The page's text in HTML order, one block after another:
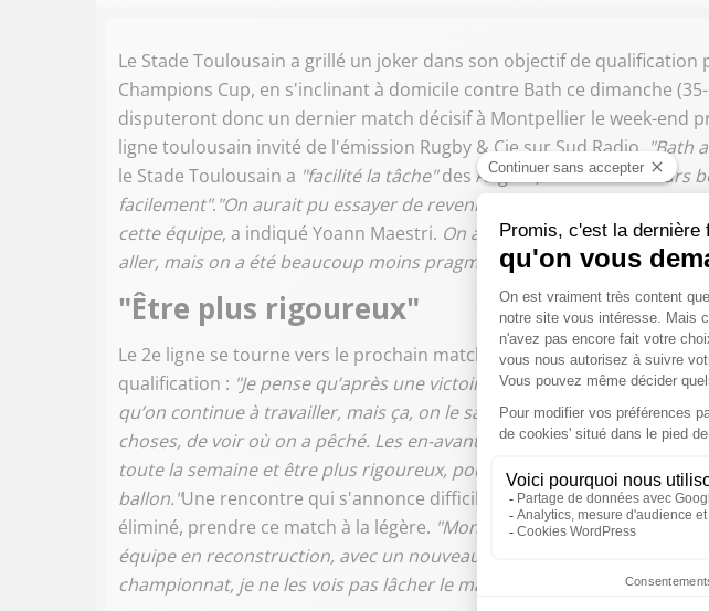
Le Stade Toulousain a grillé un joker dans son objectif de qualification
Champions Cup, en s'inclinant à domicile contre Bath ce dimanche
disputeront donc un dernier match décisif à Montpellier le week-end
ligne toulousain invité de l'émission Rugby & Cie sur Sud Radio, "Bath
le Stade Toulousain a "facilité la tâche"des Anglais,"avec des erreurs
facilement"."On aurait pu essayer de revenir à égalité mais il faut
cette équipe, a indiqué Yoann Maestri. On avait déjà eu des difficultés
aller, mais on a été beaucoup moins pragmatiques et rigoureux avec
"Être plus rigoureux"
Le 2e ligne se tourne vers le prochain match, à Montpellier, qui devient
qualification : "Je pense qu’après une victoire ou une défaite, il faut
qu’on continue à travailler, mais ça, on le savait déjà avant le match.
choses, de voir où on a pêché. Les en-avant, les ballons rendus trop
toute la semaine et être plus rigoureux, pour multiplier les temps de
ballon."Une rencontre qui s'annonce difficile, d'autant que Yoann
éliminé, prendre ce match à la légère. "Montpellier va jouer le match à
équipe en reconstruction, avec un nouveau staff. Mais sur un match à
championnat, je ne les vois pas lâcher le match, pour engranger de la